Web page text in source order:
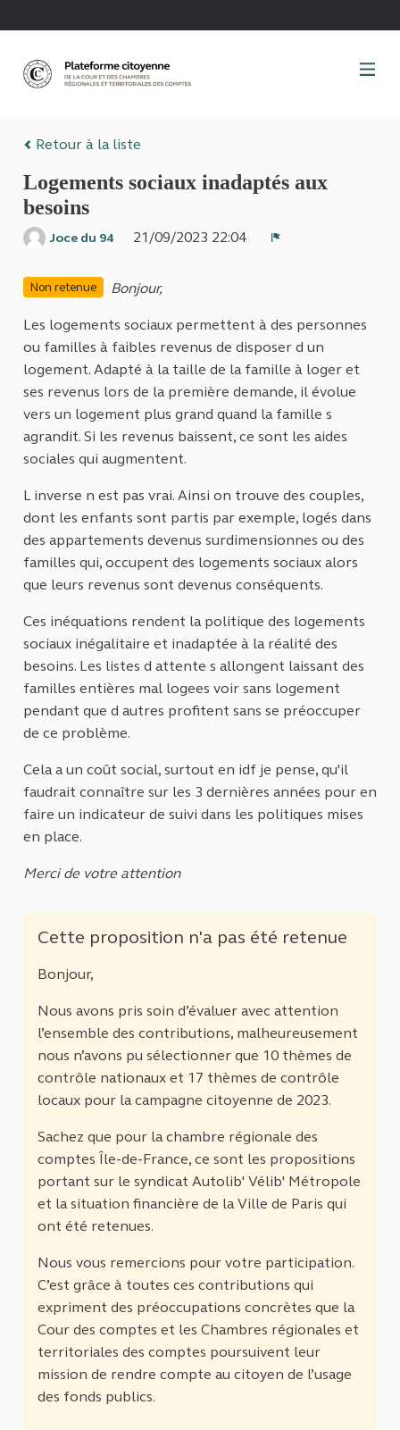
Retour à la liste
Logements sociaux inadaptés aux
besoins
Joce du 94
21/09/2023 22:04
Non retenue Bonjour,
Les logements sociaux permettent à des personnes
ou familles à faibles revenus de disposer d un
logement. Adapté à la taille de la famille à loger et
ses revenus lors de la première demande, il évolue
vers un logement plus grand quand la famille s
agrandit. Si les revenus baissent, ce sont les aides
sociales qui augmentent.
L inverse n est pas vrai. Ainsi on trouve des couples,
dont les enfants sont partis par exemple, logés dans
des appartements devenus surdimensionnes ou des
familles qui, occupent des logements sociaux alors
que leurs revenus sont devenus conséquents.
Ces inéquations rendent la politique des logements
sociaux inégalitaire et inadaptée à la réalité des
besoins. Les listes d attente s allongent laissant des
familles entières mal logees voir sans logement
pendant que d autres profitent sans se préoccuper
de ce problème.
Cela a un coût social, surtout en idf je pense, qu'il
faudrait connaître sur les 3 dernières années pour en
faire un indicateur de suivi dans les politiques mises
en place.
Merci de votre attention
Cette proposition n'a pas été retenue
Bonjour,
Nous avons pris soin d’évaluer avec attention
l’ensemble des contributions, malheureusement
nous n’avons pu sélectionner que 10 thèmes de
contrôle nationaux et 17 thèmes de contrôle
locaux pour la campagne citoyenne de 2023.
Sachez que pour la chambre régionale des
comptes Île-de-France, ce sont les propositions
portant sur le syndicat Autolib' Vélib' Métropole
et la situation financière de la Ville de Paris qui
ont été retenues.
Nous vous remercions pour votre participation.
C’est grâce à toutes ces contributions qui
expriment des préoccupations concrètes que la
Cour des comptes et les Chambres régionales et
territoriales des comptes poursuivent leur
mission de rendre compte au citoyen de l’usage
des fonds publics.